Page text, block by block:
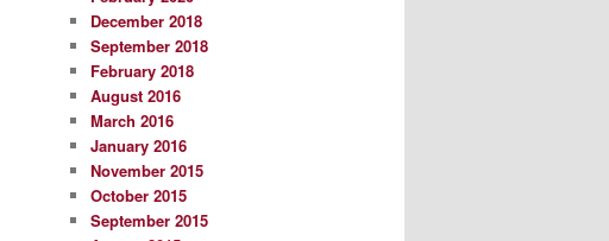
December 2018
September 2018
February 2018
August 2016
March 2016
January 2016
November 2015
October 2015
September 2015